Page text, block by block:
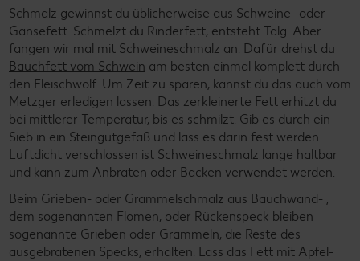
Schmalz gewinnst du üblicherweise aus Schweine- oder
Gänsefett. Schmelzt du Rinderfett, entsteht Talg. Aber
fangen wir mal mit Schweineschmalz an. Dafür drehst du
Bauchfett vom Schwein am besten einmal komplett durch
den Fleischwolf. Um Zeit zu sparen, kannst du das auch vom
Metzger erledigen lassen. Das zerkleinerte Fett erhitzt du
bei mittlerer Temperatur, bis es schmilzt. Gib es durch ein
Sieb in ein Steingutgefäß und lass es darin fest werden.
Luftdicht verschlossen ist Schweineschmalz lange haltbar
und kann zum Anbraten oder Backen verwendet werden.
Beim Grieben- oder Grammelschmalz aus Bauchwand- ,
dem sogenannten Flomen, oder Rückenspeck bleiben
sogenannte Grieben oder Grammeln, die Reste des
ausgebratenen Specks, erhalten. Lass das Fett mit Apfel-